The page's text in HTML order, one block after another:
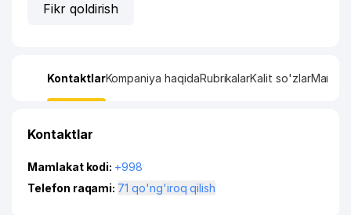
Fikr qoldirish
KontaktlarKompaniya haqidaRubrikalarKalit so'zlarManzil
Kontaktlar
Mamlakat kodi: +998
Telefon raqami:
71 qo'ng'iroq qilish